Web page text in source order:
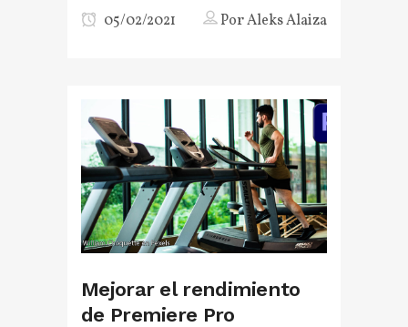
05/02/2021 PorAleks Alaiza
Mejorar el rendimiento
de Premiere Pro